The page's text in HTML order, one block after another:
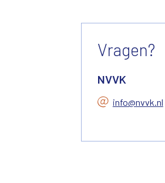
Vragen?
NVVK
info@nvvk.nl